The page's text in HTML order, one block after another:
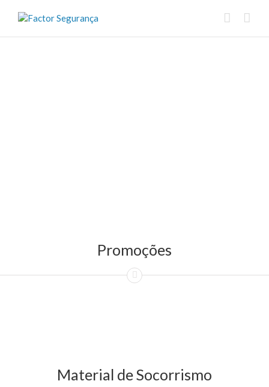
Promoções
Material de Socorrismo